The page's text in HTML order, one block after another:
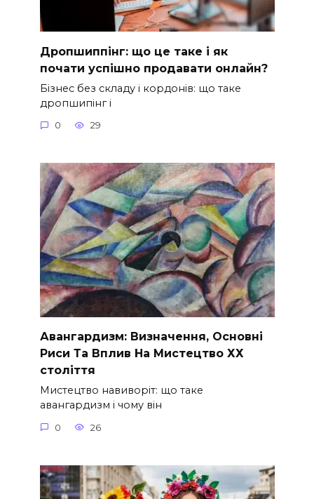
Дропшиппінг: що це таке і як
почати успішно продавати онлайн?
Бізнес без складу і кордонів: що таке
дропшипінг і
0 29
Авангардизм: Визначення, Основні
Риси Та Вплив На Мистецтво ХХ
століття
Мистецтво навиворіт: що таке
авангардизм і чому він
0 26